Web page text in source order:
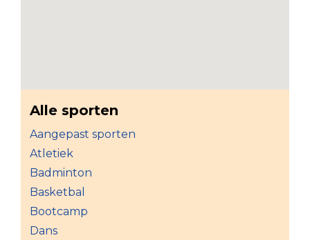
Alle sporten
Aangepast sporten
Atletiek
Badminton
Basketbal
Bootcamp
Dans